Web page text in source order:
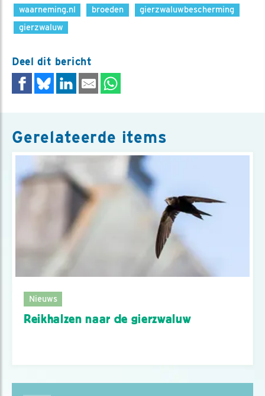
waarneming.nl broeden
gierzwaluwbescherming
gierzwaluw
Deel dit bericht
Gerelateerde items
Nieuws
Reikhalzen naar de gierzwaluw